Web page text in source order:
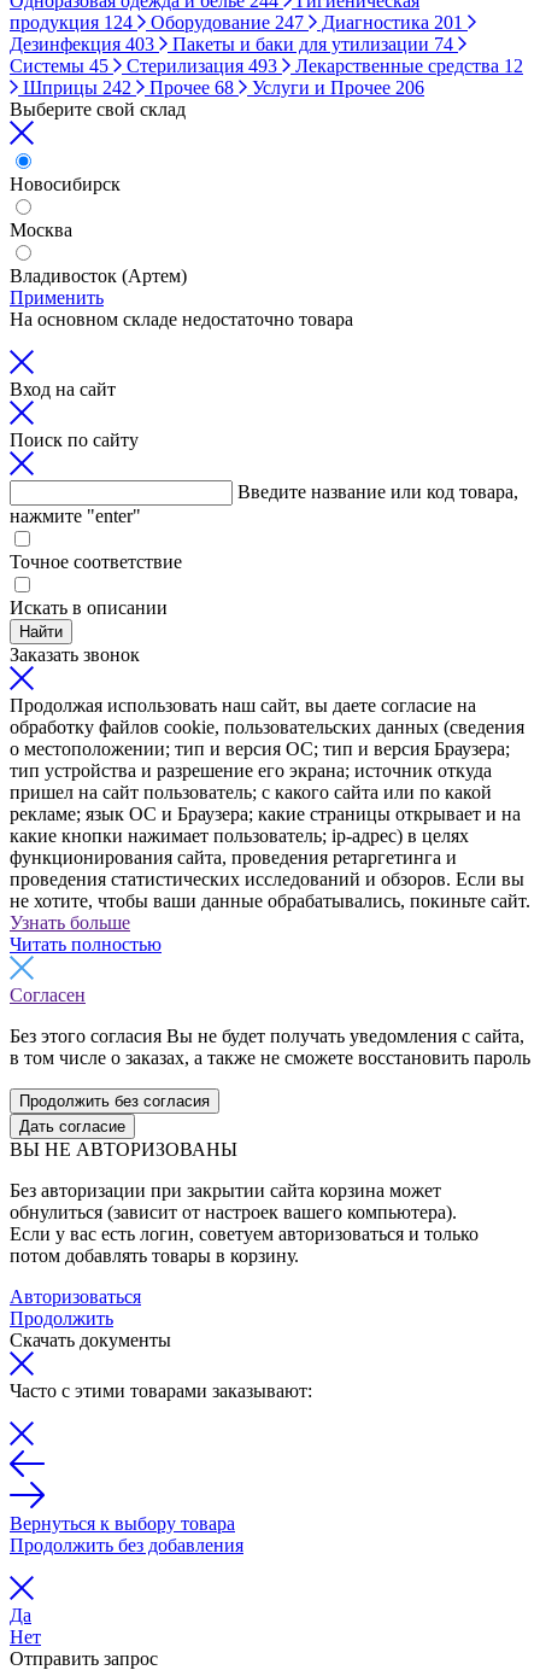
продукция 124 Оборудование 247 Диагностика 201
Дезинфекция 403 Пакеты и баки для утилизации 74
Системы 45 Стерилизация 493 Лекарственные средства 12
Шприцы 242 Прочее 68 Услуги и Прочее 206
Выберите свой склад
Новосибирск
Москва
Владивосток (Артем)
Применить
На основном складе недостаточно товара
Вход на сайт
Поиск по сайту
Введите название или код товара,
нажмите "enter"
Точное соответствие
Искать в описании
Найти
Заказать звонок
Продолжая использовать наш сайт, вы даете согласие на
обработку файлов cookie, пользовательских данных (сведения
о местоположении; тип и версия ОС; тип и версия Браузера;
тип устройства и разрешение его экрана; источник откуда
пришел на сайт пользователь; с какого сайта или по какой
рекламе; язык ОС и Браузера; какие страницы открывает и на
какие кнопки нажимает пользователь; ip-адрес) в целях
функционирования сайта, проведения ретаргетинга и
проведения статистических исследований и обзоров. Если вы
не хотите, чтобы ваши данные обрабатывались, покиньте сайт.
Узнать больше
Читать полностью
Согласен
Без этого согласия Вы не будет получать уведомления с сайта,
в том числе о заказах, а также не сможете восстановить пароль
Продолжить без согласия
Дать согласие
ВЫ НЕ АВТОРИЗОВАНЫ
Без авторизации при закрытии сайта корзина может
обнулиться (зависит от настроек вашего компьютера).
Если у вас есть логин, советуем авторизоваться и только
потом добавлять товары в корзину.
Авторизоваться
Продолжить
Скачать документы
Часто с этими товарами заказывают:
Вернуться к выбору товара
Продолжить без добавления
Да
Нет
Отправить запрос